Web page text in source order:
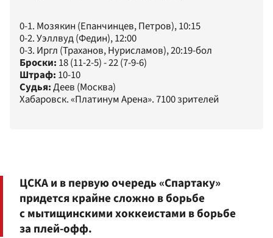
0-1. Мозякин (Епанчинцев, Петров), 10:15
0-2. Уэллвуд (Федин), 12:00
0-3. Иргл (Траханов, Нурисламов), 20:19-бол
Броски: 18 (11-2-5) - 22 (7-9-6)
Штраф: 10-10
Судья:Деев (Москва)
Хабаровск. «Платинум Арена». 7100 зрителей
ЦСКА и в первую очередь«Спартаку»
придется крайне сложно в борьбе
с мытищинскими хоккеистами в борьбе
за плей-офф.